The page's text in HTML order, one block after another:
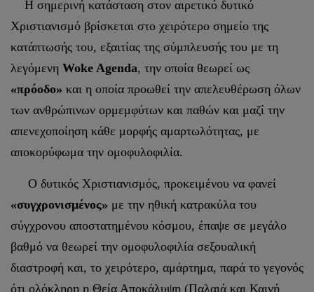
Η σημερινή κατάσταση στον αιρετικό δυτικό
Χριστιανισμό βρίσκεται στο χειρότερο σημείο της
κατάπτωσής του, εξαιτίας της σύμπλευσής του με τη
λεγόμενη Woke Agenda, την οποία θεωρεί ως
«πρόοδο» και η οποία προωθεί την απελευθέρωση όλων
των ανθρώπινων ορμεμφύτων και παθών και μαζί την
απενεχοποίηση κάθε μορφής αμαρτωλότητας, με
αποκορύφωμα την ομοφυλοφιλία.
Ο δυτικός Χριστιανισμός, προκειμένου να φανεί
«συγχρονισμένος» με την ηθική κατρακύλα του
σύγχρονου αποστατημένου κόσμου, έπαψε σε μεγάλο
βαθμό να θεωρεί την ομοφυλοφιλία σεξουαλική
διαστροφή και, το χειρότερο, αμάρτημα, παρά το γεγονός
ότι ολόκληρη η Θεία Αποκάλυψη (Παλαιά και Καινή